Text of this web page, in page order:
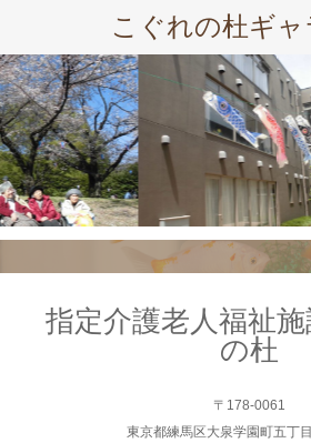
こぐれの杜ギャ
指定介護老人福祉
の杜
〒178-0061
東京都練馬区大泉学園町五丁